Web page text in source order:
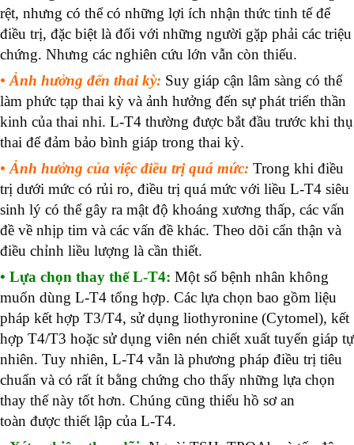
rệt, nhưng có thể có những lợi ích nhận thức tinh tế để
điều trị, đặc biệt là đối với những người gặp phải các triệu
chứng. Nhưng các nghiên cứu lớn vẫn còn thiếu.
• Ảnh hưởng đến thai kỳ: Suy giáp cận lâm sàng có thể
làm phức tạp thai kỳ và ảnh hưởng đến sự phát triển thần
kinh của thai nhi. L-T4 thường được bắt đầu trước khi thụ
thai để đảm bảo bình giáp trong thai kỳ.
• Ảnh hưởng của việc điều trị quá mức: Trong khi điều
trị dưới mức có rủi ro, điều trị quá mức với liều L-T4 siêu
sinh lý có thể gây ra mật độ khoáng xương thấp, các vấn
đề về nhịp tim và các vấn đề khác. Theo dõi cẩn thận và
điều chỉnh liều lượng là cần thiết.
• Lựa chọn thay thế L-T4: Một số bệnh nhân không
muốn dùng L-T4 tổng hợp. Các lựa chọn bao gồm liệu
pháp kết hợp T3/T4, sử dụng liothyronine (Cytomel), kết
hợp T4/T3 hoặc sử dụng viên nén chiết xuất tuyến giáp tự
nhiên. Tuy nhiên, L-T4 vẫn là phương pháp điều trị tiêu
chuẩn và có rất ít bằng chứng cho thấy những lựa chọn
thay thế này tốt hơn. Chúng cũng thiếu hồ sơ an
toàn được thiết lập của L-T4.